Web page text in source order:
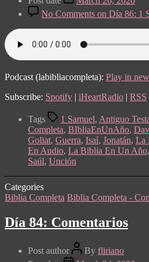
No Comments on Día 86: 1
Podcast (labibliacompleta): Play in
Subscribe: Spotify | iHeartRadio | RSS
Tags 1 Samuel, Antiguo
Completa, BIbliaEnUnAño,
Goliat, Guerra, Isaí, Jonatán, La
En Audio, La Biblia En Un Año,
Saúl, Unción
Categories
Biblia Completa Biblia Completa -
Día 84: Comentarios
Post author By fliriano